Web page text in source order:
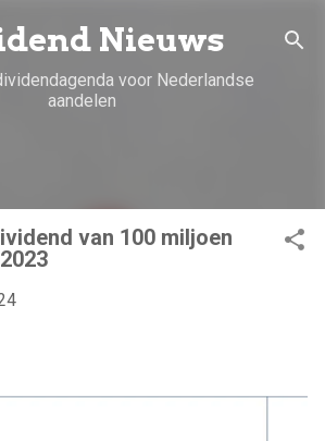
naar hoofdcontent
Nieuws
voor Nederlandse
aandelen
van 100 miljoen